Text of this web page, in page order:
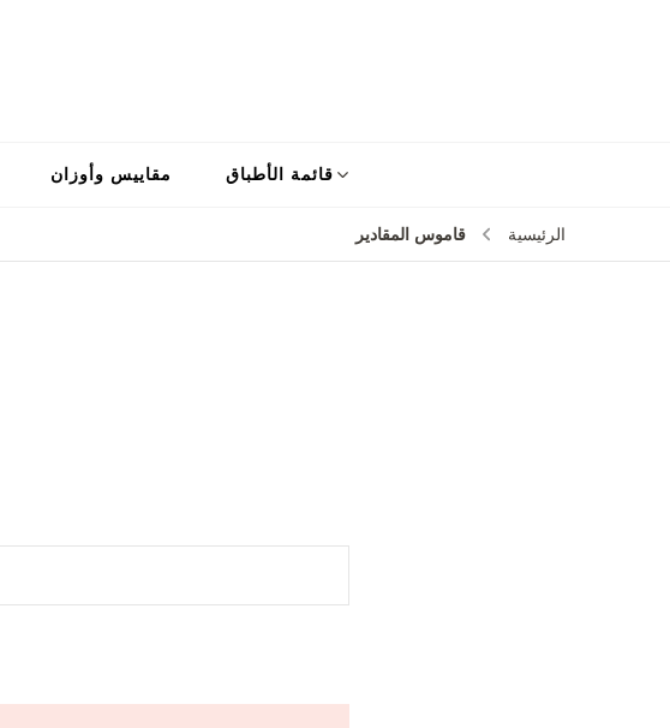
قائمة الأطباق مقاييس وأوزان
الرئيسية قاموس المقادير